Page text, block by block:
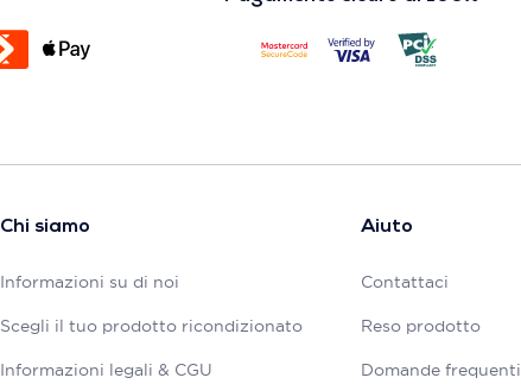
Chi siamo
Informazioni su di noi
Scegli il tuo prodotto ricondizionato
Informazioni legali & CGU
Aiuto
Contattaci
Reso prodotto
Domande frequenti